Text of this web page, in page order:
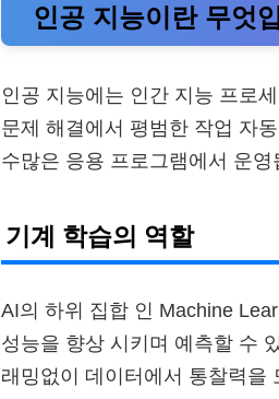
인공 지능이란 무엇
인공 지능에는 인간 지능 프로
문제 해결에서 평범한 작업 자
수많은 응용 프로그램에서 운영
기계 학습의 역할
AI의 하위 집합 인 Machine
성능을 향상 시키며 예측할 수
래밍없이 데이터에서 통찰력을